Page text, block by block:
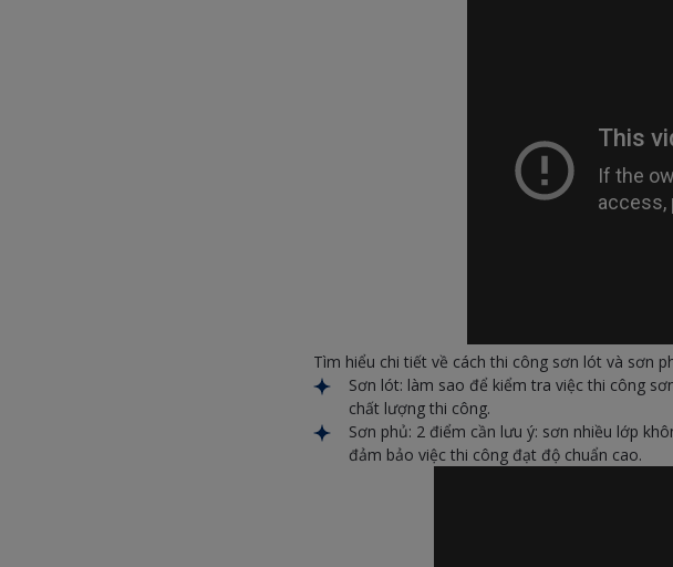
Tìm hiểu chi tiết về cách thi công sơn lót và sơn
Sơn lót: làm sao để kiểm tra việc thi công
chất lượng thi công.
Sơn phủ: 2 điểm cần lưu ý: sơn nhiều lớp
đảm bảo việc thi công đạt độ chuẩn cao.